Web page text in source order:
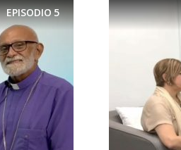
EPISODIO5